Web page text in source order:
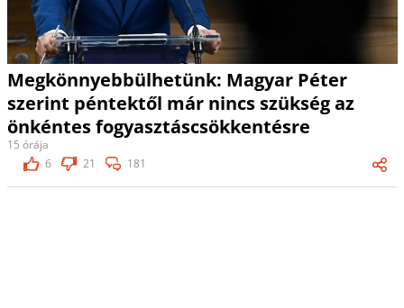
Megkönnyebbülhetünk: Magyar Péter
szerint péntektől már nincs szükség az
önkéntes fogyasztáscsökkentésre
15 órája
6
21 181